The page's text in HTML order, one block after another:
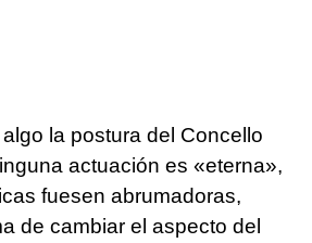
la postura del Concello
actuación es «eterna»,
fuesen abrumadoras,
de cambiar el aspecto del